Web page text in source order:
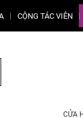
CỘNG TÁC VIÊN
CỬA